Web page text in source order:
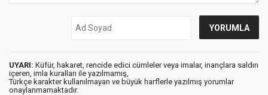
UYARI: Küfür, hakaret, rencide edici cümleler veya imalar, inançlara saldırı
içeren, imla kuralları ile yazılmamış,
Türkçe karakter kullanılmayan ve büyük harflerle yazılmış yorumlar
onaylanmamaktadır.